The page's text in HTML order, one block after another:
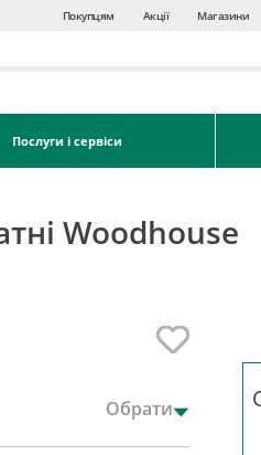
Покупцям Акції Магазини
Послуги і сервіси
Woodhouse
Обрати